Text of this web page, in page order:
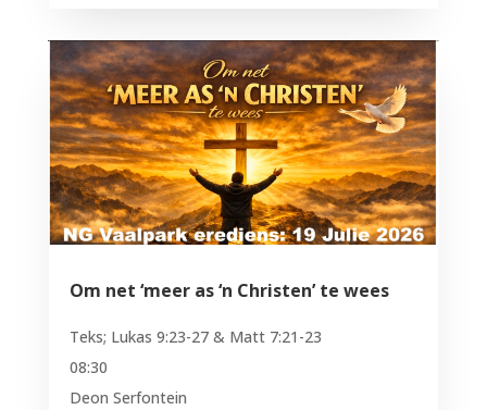
Om net ‘meer as ‘n Christen’ te wees
Teks; Lukas 9:23-27 & Matt 7:21-23
08:30
Deon Serfontein